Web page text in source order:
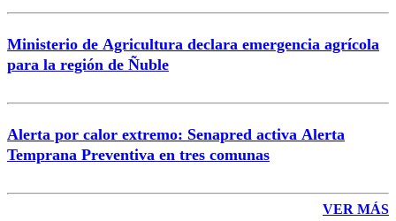
Ministerio de Agricultura declara emergencia agrícola
para la región de Ñuble
Alerta por calor extremo: Senapred activa Alerta
Temprana Preventiva en tres comunas
VER MÁS